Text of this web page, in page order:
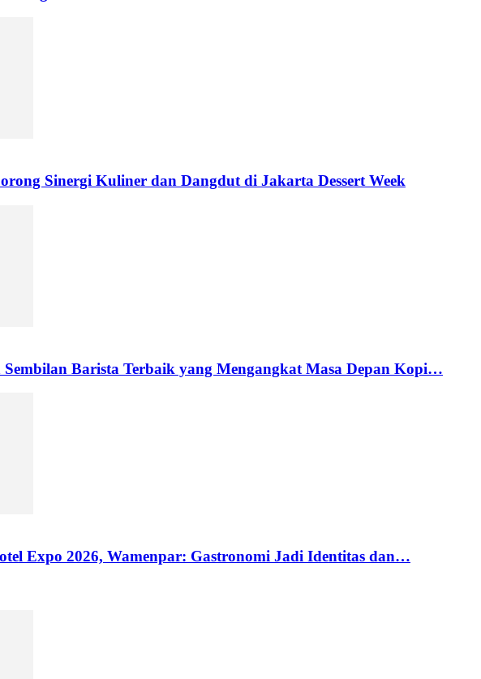
Sinergi Kuliner dan Dangdut di Jakarta Dessert Week
Sembilan Barista Terbaik yang Mengangkat Masa Depan Kopi…
Expo 2026, Wamenpar: Gastronomi Jadi Identitas dan…